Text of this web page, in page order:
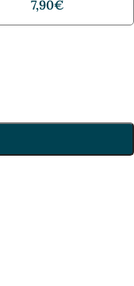
7,90€